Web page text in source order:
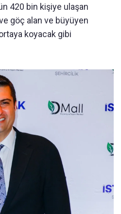
420 bin kişiye ulaşan
göç alan ve büyüyen
ortaya koyacak gibi